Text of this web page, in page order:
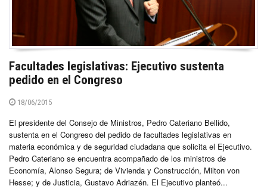
Facultades legislativas: Ejecutivo sustenta
pedido en el Congreso
18/06/2015
El presidente del Consejo de Ministros, Pedro Cateriano Bellido,
sustenta en el Congreso del pedido de facultades legislativas en
materia económica y de seguridad ciudadana que solicita el Ejecutivo.
Pedro Cateriano se encuentra acompañado de los ministros de
Economía, Alonso Segura; de Vivienda y Construcción, Milton von
Hesse; y de Justicia, Gustavo Adriazén. El Ejecutivo planteó...